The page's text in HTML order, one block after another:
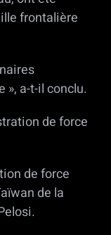
frontalière
», a-t-il conclu.
de force
de force
de la